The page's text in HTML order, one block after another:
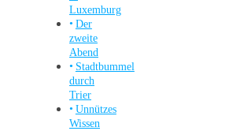
Luxemburg
Der
zweite
Abend
Stadtbummel
durch
Trier
Unnützes
Wissen